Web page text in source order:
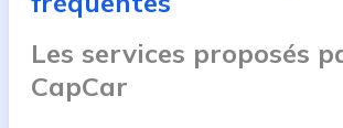
Les services proposés
CapCar